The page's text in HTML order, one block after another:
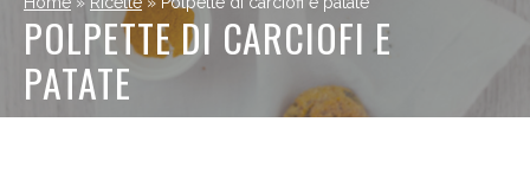
POLPETTE DI CARCIOFI E
PATATE